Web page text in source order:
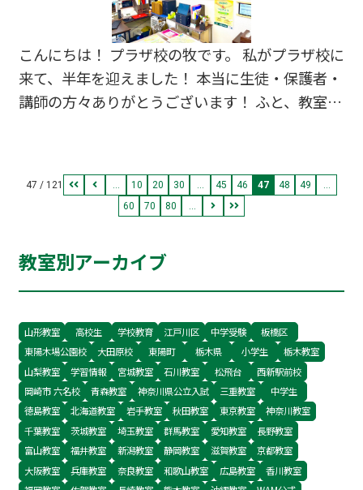
は、もっともっと皆の第二の家くらいの気持ちに
なれるように 教室の雰囲気づくりを頑張っていき
ます💪
こんにちは！ プラザ校の牧です。 私がプラザ校に
来て、半年を迎えました！ 本当に生徒・保護者・
講師の方々ありがとうございます！ ふと、教室を
校舎みたい・・・」という意見。 また、塾外から
も「あそこの塾は変わった！」という声まで いた
だけるようになりました！！！ 半年という1つの
生徒たちの【居場所】となれる校舎を作っていき
ます！ これからもよろしくお願いします！
47 / 121 ... 10 20 30 ... 45 46 47 48 49
...
60
70 80 ...
教室別アーカイブ
山形教室 高校生 学校教育 江戸川区 中学受験
板橋区
東陽木場公園校
大田原校 東陽町 栃木県 小学生
栃木教室
山梨教室
学習情報 宮城教室 石川教室 松飛台
西新駅前校
岡崎市 六名校
青森教室 神奈川県公立入試 三重教室
中学生
徳島教室
北海道教室 岩手教室 秋田教室 東京教室
神奈川教室
千葉教室
茨城教室 埼玉教室 群馬教室 愛知教室
長野教室
富山教室
福井教室 新潟教室 静岡教室 滋賀教室
京都教室
大阪教室
兵庫教室 奈良教室 和歌山教室 広島教室
香川教室